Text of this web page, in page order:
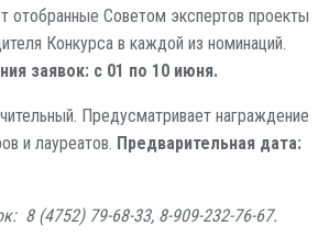
отобранные Советом экспертов проекты
Конкурса в каждой из номинаций.
заявок: с 01 по 10 июня.
Предусматривает награждение
и лауреатов. Предварительная дата:
8 (4752) 79-68-33, 8-909-232-76-67.